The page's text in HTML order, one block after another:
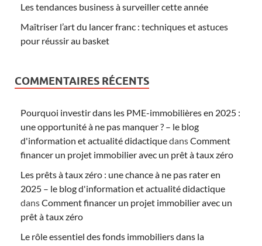
Les tendances business à surveiller cette année
Maîtriser l’art du lancer franc : techniques et astuces
pour réussir au basket
COMMENTAIRES RÉCENTS
Pourquoi investir dans les PME-immobilières en 2025 :
une opportunité à ne pas manquer ? – le blog
d'information et actualité didactiquedansComment
financer un projet immobilier avec un prêt à taux zéro
Les prêts à taux zéro : une chance à ne pas rater en
2025 – le blog d'information et actualité didactique
dansComment financer un projet immobilier avec un
prêt à taux zéro
Le rôle essentiel des fonds immobiliers dans la